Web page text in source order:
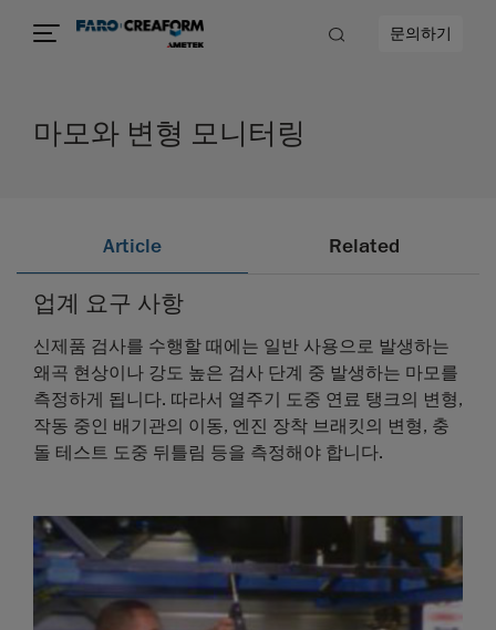
문의하기
마모와 변형 모니터링
Article Related
업계 요구 사항
신제품 검사를 수행할 때에는 일반 사용으로 발생하는
왜곡 현상이나 강도 높은 검사 단계 중 발생하는 마모를
측정하게 됩니다. 따라서 열주기 도중 연료 탱크의 변형,
작동 중인 배기관의 이동, 엔진 장착 브래킷의 변형, 충
돌 테스트 도중 뒤틀림 등을 측정해야 합니다.